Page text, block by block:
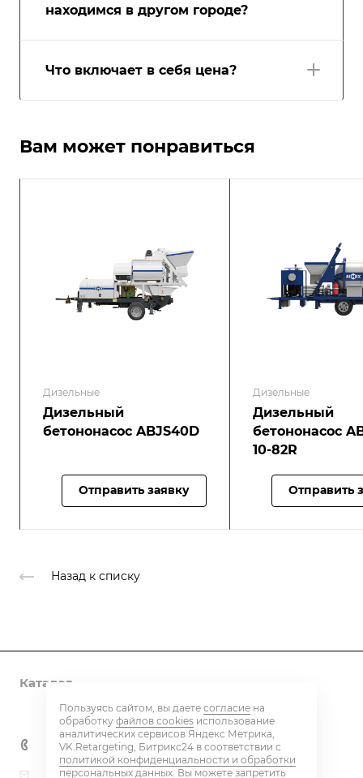
находимся в другом городе?
Что включает в себя цена?
Вам может понравиться
Дизельные
Дизельный
бетононасос ABJS40D
Отправить заявку
Дизельные
Дизельный
бетононасос
10-82R
Отправить
Назад к списку
Каталог
Контакты
+7 800 600 59 18
beton@eq-mail.ru
Пользуясь сайтом, вы даете согласие на
обработку файлов cookies использование
аналитических сервисов Яндекс Метрика,
VK.Retargeting, Битрикс24 в соответствии с
политикой конфиденциальности и обработки
персональных данных. Вы можете запретить